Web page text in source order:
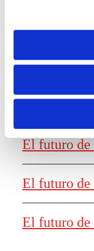
El futuro de
El futuro de
El futuro de